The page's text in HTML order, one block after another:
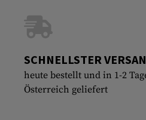
SCHNELLSTER
heute bestellt und in 1-2
Österreich geliefert